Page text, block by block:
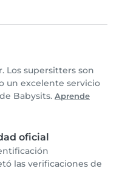
Los supersitters son
un excelente servicio
Babysits. Aprende
oficial
las verificaciones de